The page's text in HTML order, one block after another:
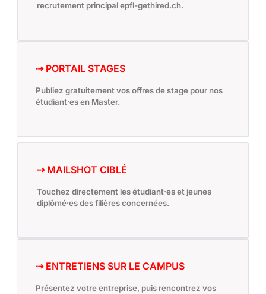
recrutement principalepfl-gethired.ch.
⇢ PORTAIL STAGES
Publiez gratuitement vos offres de stage pour nos
étudiant·es en Master.
⇢ MAILSHOT CIBLÉ
Touchez directement les étudiant·es et jeunes
diplômé·es des filières concernées.
⇢ ENTRETIENS SUR LE CAMPUS
Présentez votre entreprise, puis rencontrez vos